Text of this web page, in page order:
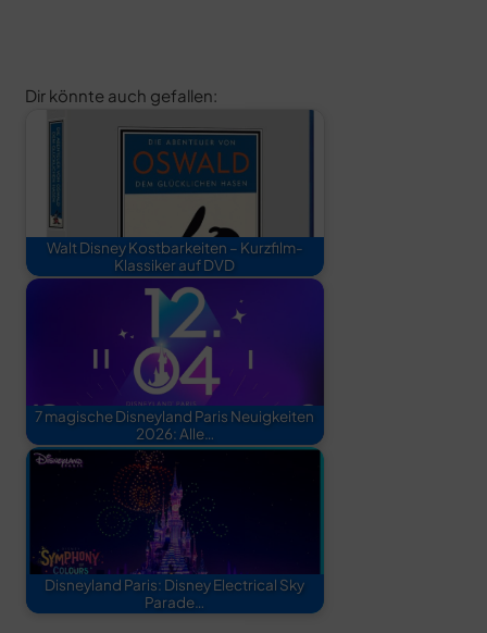
Dir könnte auch gefallen:
Walt Disney Kostbarkeiten – Kurzfilm-
Klassiker auf DVD
7 magische Disneyland Paris Neuigkeiten
2026: Alle…
Disneyland Paris: Disney Electrical Sky
Parade…